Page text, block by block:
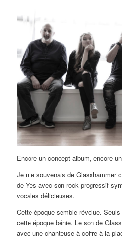
Encore un concept album, encore
Je me souvenais de Glasshammer
de Yes avec son rock progressif
vocales délicieuses.
Cette époque semble révolue.
cette époque bénie. Le son de
avec une chanteuse à coffre à la